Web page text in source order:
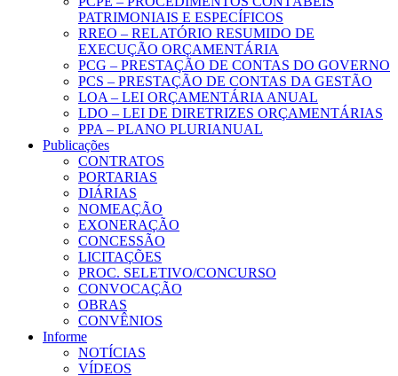
PATRIMONIAIS E ESPECÍFICOS
RREO – RELATÓRIO RESUMIDO DE
EXECUÇÃO ORÇAMENTÁRIA
PCG – PRESTAÇÃO DE CONTAS DO GOVERNO
PCS – PRESTAÇÃO DE CONTAS DA GESTÃO
LOA – LEI ORÇAMENTÁRIA ANUAL
LDO – LEI DE DIRETRIZES ORÇAMENTÁRIAS
PPA – PLANO PLURIANUAL
Publicações
CONTRATOS
PORTARIAS
DIÁRIAS
NOMEAÇÃO
EXONERAÇÃO
CONCESSÃO
LICITAÇÕES
PROC. SELETIVO/CONCURSO
CONVOCAÇÃO
OBRAS
CONVÊNIOS
Informe
NOTÍCIAS
VÍDEOS